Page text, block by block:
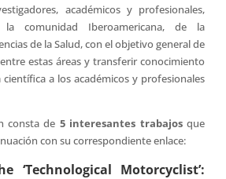
académicos y profesionales,
la comunidad Iberoamericana, de la
de la Salud, con el objetivo general de
estas áreas y transferir conocimiento
científica a los académicos y profesionales
consta de 5 interesantes trabajosque
con su correspondiente enlace:
‘Technological Motorcyclist’: